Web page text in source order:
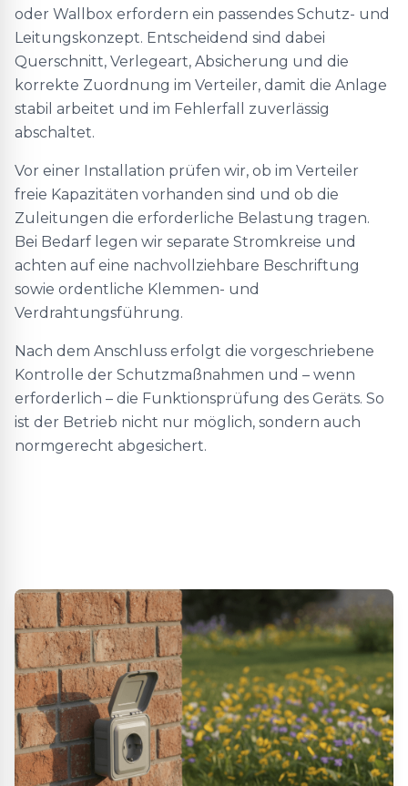
oder Wallbox erfordern ein passendes Schutz- und
Leitungskonzept. Entscheidend sind dabei
Querschnitt, Verlegeart, Absicherung und die
korrekte Zuordnung im Verteiler, damit die Anlage
stabil arbeitet und im Fehlerfall zuverlässig
abschaltet.
Vor einer Installation prüfen wir, ob im Verteiler
freie Kapazitäten vorhanden sind und ob die
Zuleitungen die erforderliche Belastung tragen.
Bei Bedarf legen wir separate Stromkreise und
achten auf eine nachvollziehbare Beschriftung
sowie ordentliche Klemmen- und
Verdrahtungsführung.
Nach dem Anschluss erfolgt die vorgeschriebene
Kontrolle der Schutzmaßnahmen und – wenn
erforderlich – die Funktionsprüfung des Geräts. So
ist der Betrieb nicht nur möglich, sondern auch
normgerecht abgesichert.